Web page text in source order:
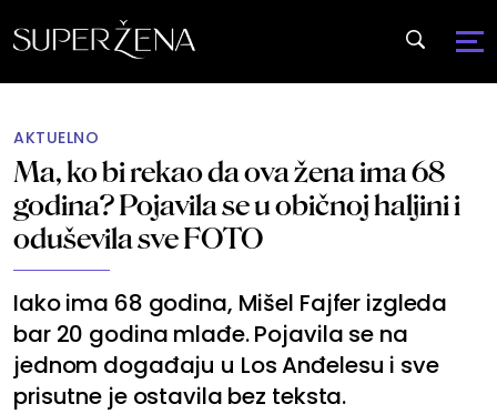
AKTUELNO
Ma, ko bi rekao da ova žena ima 68
godina? Pojavila se u običnoj haljini i
oduševila sve FOTO
Iako ima 68 godina, Mišel Fajfer izgleda
bar 20 godina mlađe. Pojavila se na
jednom događaju u Los Anđelesu i sve
prisutne je ostavila bez teksta.